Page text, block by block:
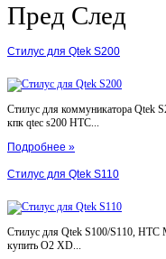
Пред След
Стилус для Qtek S200
Стилус для коммуникатора Qtek
кпк qtec s200 HTC...
Подробнее »
Стилус для Qtek S110
Стилус для Qtek S100/S110, HTC
купить O2 XD...